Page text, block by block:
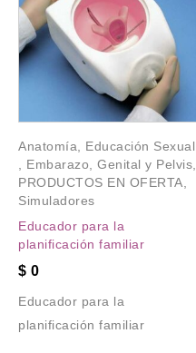
Anatomía, Educación Sexual
, Embarazo, Genital y Pelvis,
PRODUCTOS EN OFERTA,
Simuladores
Educador para la
planificación familiar
$ 0
Educador para la
planificación familiar